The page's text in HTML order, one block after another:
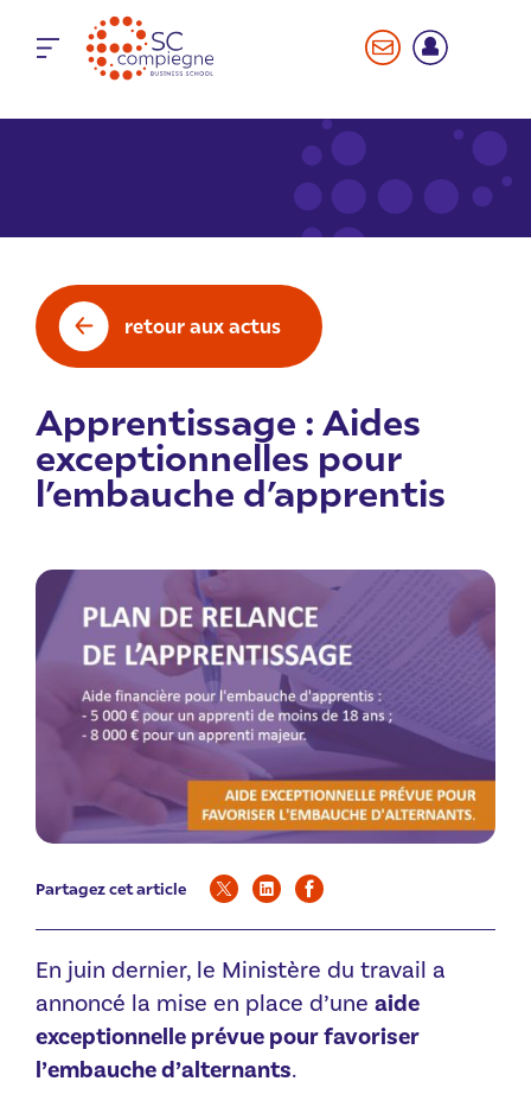
retour aux actus
Apprentissage : Aides
exceptionnelles pour
l’embauche d’apprentis
Partagez cet article
En juin dernier, le Ministère du travail a
annoncé la mise en place d’une aide
exceptionnelle prévue pour favoriser
l’embauche d’alternants.